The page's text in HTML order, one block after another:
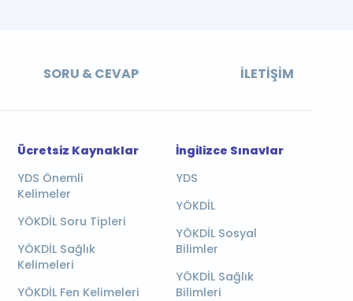
SORU & CEVAP İLETIŞIM
Ücretsiz Kaynaklar
YDS Önemli
Kelimeler
YÖKDİL Soru Tipleri
YÖKDİL Sağlık
Kelimeleri
YÖKDİL Fen Kelimeleri
İngilizce Sınavlar
YDS
YÖKDİL
YÖKDİL Sosyal
Bilimler
YÖKDİL Sağlık
Bilimleri